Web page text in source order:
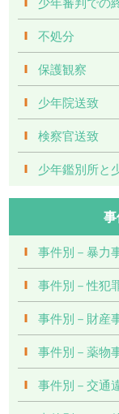
不処分
保護観察
少年院送致
検察官送致
少年鑑別所と
事件別－暴力
事件別－性犯
事件別－財産
事件別－薬物
事件別－交通